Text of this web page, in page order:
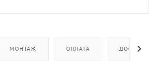
МОНТАЖ ОПЛАТА